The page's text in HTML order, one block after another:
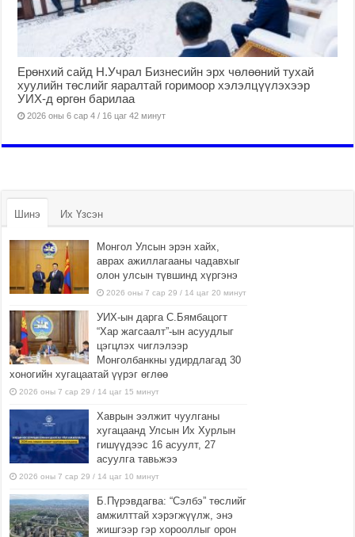
Ерөнхий сайд Н.Учрал Бизнесийн эрх чөлөөний тухай
хуулийн төслийг яаралтай горимоор хэлэлцүүлэхээр
УИХ-д өргөн барилаа
2026 оны 6 сар 4 / 16 цаг 42 минут
Шинэ Их Үзсэн
Монгол Улсын эрэн хайх,
аврах ажиллагааны чадавхыг
олон улсын түвшинд хүргэнэ
2026 оны 7 сар 29 / 14 цаг 20 минут
УИХ-ын дарга С.Бямбацогт
“Хар жагсаалт”-ын асуудлыг
цэгцлэх чиглэлээр
Монголбанкны удирдлагад 30
хоногийн хугацаатай үүрэг өглөө
2026 оны 7 сар 29 / 14 цаг 15 минут
Хаврын ээлжит чуулганы
хугацаанд Улсын Их Хурлын
гишүүдээс 16 асуулт, 27
асуулга тавьжээ
2026 оны 7 сар 29 / 14 цаг 10 минут
Б.Пүрэвдагва: “Сэлбэ” төслийг
амжилттай хэрэгжүүлж, энэ
жишгээр гэр хорооллыг орон